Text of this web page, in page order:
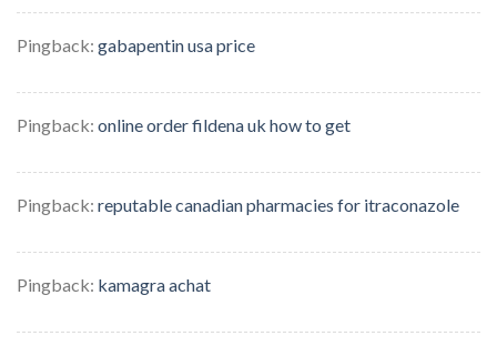
Pingback: gabapentin usa price
Pingback: online order fildena uk how to get
Pingback: reputable canadian pharmacies for itraconazole
Pingback: kamagra achat